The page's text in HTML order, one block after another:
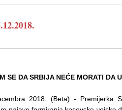
SE DA SRBIJA NEĆE MORATI DA
2018. (Beta) - Premijerka